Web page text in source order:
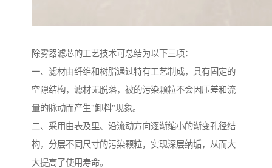
除雾器滤芯的工艺技术可总结为以下三项：
一、滤材由纤维和树脂通过特有工艺制成，具有固定的
空隙结构，滤材无脱落，被的污染颗粒不会因压差和流
量的脉动而产生"卸料"现象。
二、采用由表及里、沿流动方向逐渐缩小的渐变孔径结
构，分层不同尺寸的污染颗粒，实现深层纳垢，从而大
大提高了使用寿命。